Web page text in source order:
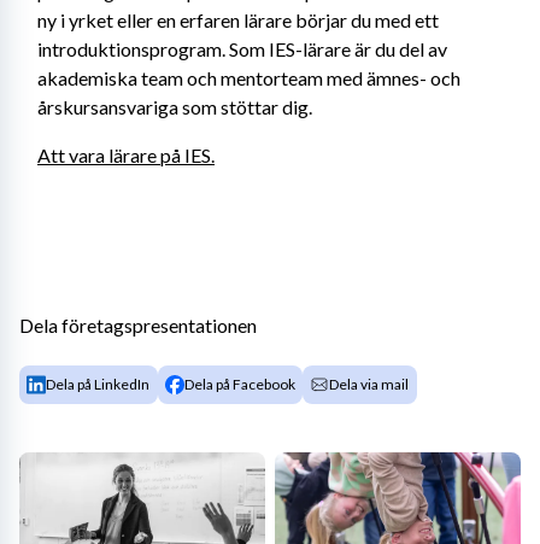
ny i yrket eller en erfaren lärare börjar du med ett
introduktionsprogram. Som IES-lärare är du del av
akademiska team och mentorteam med ämnes- och
årskursansvariga som stöttar dig.
Att vara lärare på IES.
Dela företagspresentationen
Dela på LinkedIn Dela på Facebook Dela via mail